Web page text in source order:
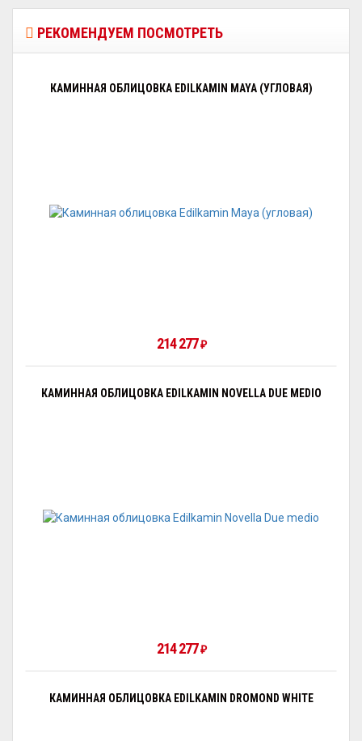
РЕКОМЕНДУЕМ ПОСМОТРЕТЬ
КАМИННАЯ ОБЛИЦОВКА EDILKAMIN MAYA (УГЛОВАЯ)
214 277₽
КАМИННАЯ ОБЛИЦОВКА EDILKAMIN NOVELLA DUE MEDIO
214 277₽
КАМИННАЯ ОБЛИЦОВКА EDILKAMIN DROMOND WHITE